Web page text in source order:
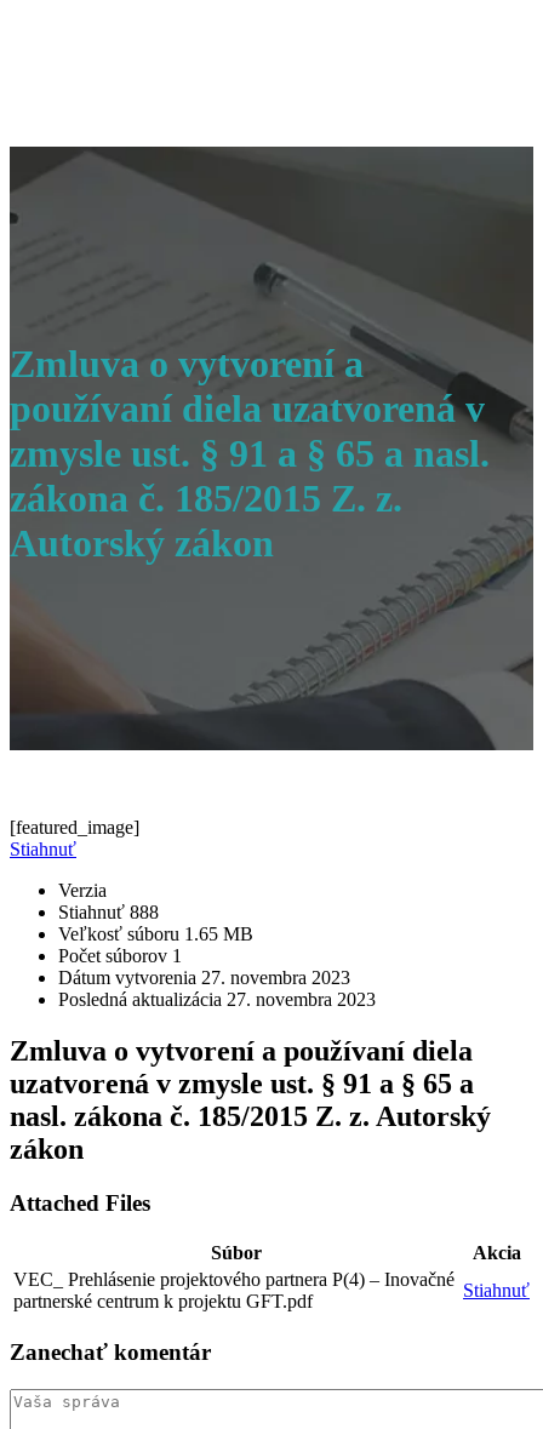
Zmluva o vytvorení a
používaní diela uzatvorená v
zmysle ust. § 91 a § 65 a nasl.
zákona č. 185/2015 Z. z.
Autorský zákon
[featured_image]
Stiahnuť
Verzia
Stiahnuť 888
Veľkosť súboru 1.65 MB
Počet súborov 1
Dátum vytvorenia 27. novembra 2023
Posledná aktualizácia 27. novembra 2023
Zmluva o vytvorení a používaní diela
uzatvorená v zmysle ust. § 91 a § 65 a
nasl. zákona č. 185/2015 Z. z. Autorský
zákon
Attached Files
Súbor
Akcia
VEC_ Prehlásenie projektového partnera P(4) – Inovačné
partnerské centrum k projektu GFT.pdf
Stiahnuť
Zanechať komentár